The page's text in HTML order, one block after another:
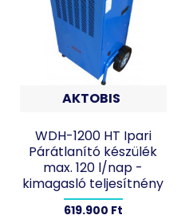
AKTOBIS
WDH-1200 HT Ipari
Párátlanító készülék
max. 120 l/nap -
kimagasló teljesítnény
619.900 Ft